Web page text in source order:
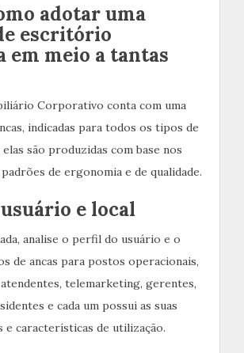
adotar uma
escritório
em meio a tantas
Corporativo conta com uma
indicadas para todos os tipos de
são produzidas com base nos
de ergonomia e de qualidade.
e local
analise o perfil do usuário e o
de ancas para postos operacionais,
telemarketing, gerentes,
e cada um possui as suas
e características de utilização.